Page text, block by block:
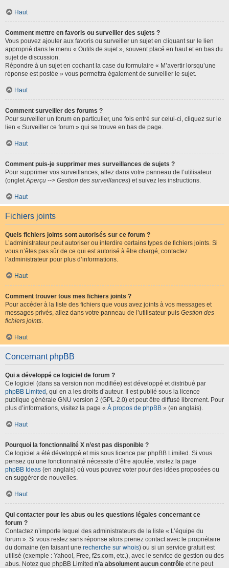
Haut
Comment mettre en favoris ou surveiller des sujets ?
Vous pouvez ajouter aux favoris ou surveiller un sujet en cliquant sur le lien
approprié dans le menu « Outils de sujet », souvent placé en haut et en bas du
sujet de discussion.
Répondre à un sujet en cochant la case du formulaire « M’avertir lorsqu’une
réponse est postée » vous permettra également de surveiller le sujet.
Haut
Comment surveiller des forums ?
Pour surveiller un forum en particulier, une fois entré sur celui-ci, cliquez sur le
lien « Surveiller ce forum » qui se trouve en bas de page.
Haut
Comment puis-je supprimer mes surveillances de sujets ?
Pour supprimer vos surveillances, allez dans votre panneau de l’utilisateur
(ongletAperçu --> Gestion des surveillances) et suivez les instructions.
Haut
Fichiers joints
Quels fichiers joints sont autorisés sur ce forum ?
L’administrateur peut autoriser ou interdire certains types de fichiers joints. Si
vous n’êtes pas sûr de ce qui est autorisé à être chargé, contactez
l’administrateur pour plus d’informations.
Haut
Comment trouver tous mes fichiers joints ?
Pour accéder à la liste des fichiers que vous avez joints à vos messages et
messages privés, allez dans votre panneau de l’utilisateur puis Gestion des
fichiers joints.
Haut
Concernant phpBB
Qui a développé ce logiciel de forum ?
Ce logiciel (dans sa version non modifiée) est développé et distribué par
phpBB Limited , qui en a les droits d’auteur. Il est publié sous la licence
publique générale GNU version 2 (GPL-2.0) et peut être diffusé librement. Pour
plus d’informations, visitez la page « À propos de phpBB » (en anglais).
Haut
Pourquoi la fonctionnalité X n’est pas disponible ?
Ce logiciel a été développé et mis sous licence par phpBB Limited. Si vous
pensez qu’une fonctionnalité nécessite d’être ajoutée, visitez la page
phpBB Ideas (en anglais) où vous pouvez voter pour des idées proposées ou
en suggérer de nouvelles.
Haut
Qui contacter pour les abus ou les questions légales concernant ce
forum ?
Contactez n’importe lequel des administrateurs de la liste « L’équipe du
forum ». Si vous restez sans réponse alors prenez contact avec le propriétaire
du domaine (en faisant une recherche sur whois) ou si un service gratuit est
utilisé (exemple : Yahoo!, Free, f2s.com, etc.), avec le service de gestion ou des
abus. Notez que phpBB Limited n’a absolument aucun contrôle et ne peut